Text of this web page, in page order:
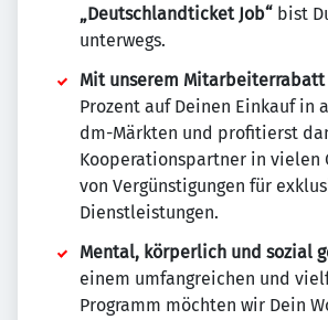
„Deutschlandticket Job“ bist
unterwegs.
Mit unserem Mitarbeiterrabatt
Prozent auf Deinen Einkauf in
dm-Märkten und profitierst
Kooperationspartner in vielen
von Vergünstigungen für
Dienstleistungen.
Mental, körperlich und sozial
einem umfangreichen und
Programm möchten wir Dein